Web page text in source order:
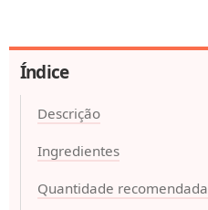
Índice
Descrição
Ingredientes
Quantidade recomendada